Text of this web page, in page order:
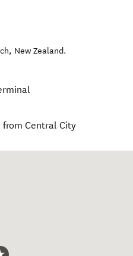
, New Zealand.
from Central City